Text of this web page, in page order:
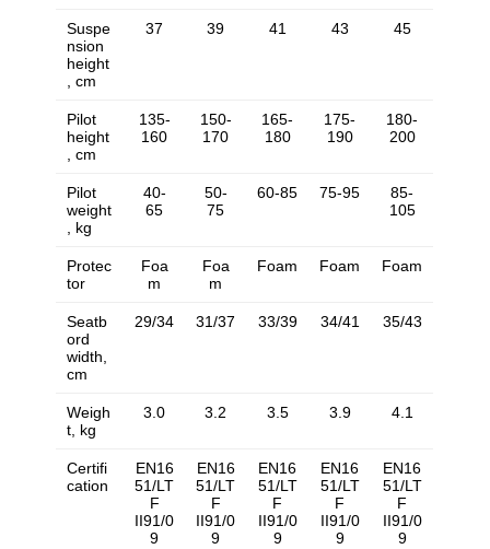
Suspe
nsion
height
, cm
37 39 41 43 45
Pilot
height
, cm
135-
160
150-
170
165-
180
175-
190
180-
200
Pilot
weight
, kg
40-
65
50-
75
60-85 75-95
85-
105
Protec
tor
Foa
m
Foa
m
Foam Foam Foam
Seatb
ord
width,
cm
29/34 31/37 33/39 34/41 35/43
Weigh
t, kg
3.0 3.2 3.5 3.9 4.1
Certifi
cation
EN16
51/LT
F
II91/0
9
EN16
51/LT
F
II91/0
9
EN16
51/LT
F
II91/0
9
EN16
51/LT
F
II91/0
9
EN16
51/LT
F
II91/0
9